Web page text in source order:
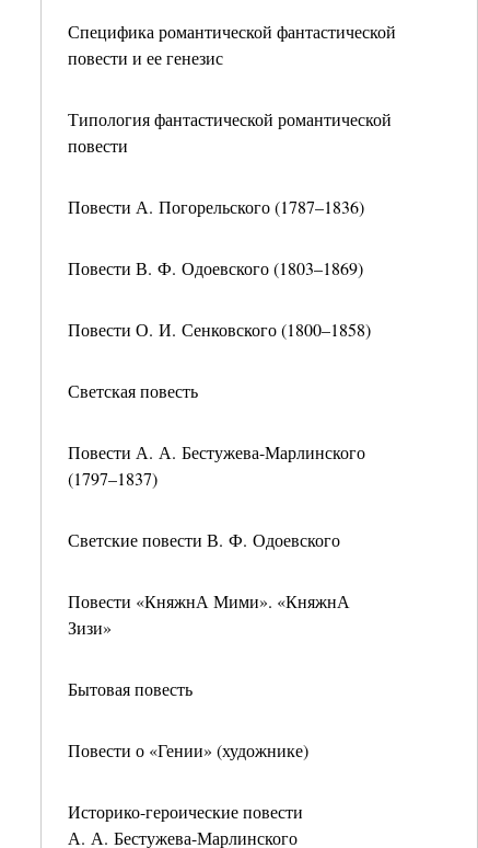
Специфика романтической фантастической
повести и ее генезис
Типология фантастической романтической
повести
Повести А. Погорельского (1787–1836)
Повести В. Ф. Одоевского (1803–1869)
Повести О. И. Сенковского (1800–1858)
Светская повесть
Повести А. А. Бестужева-Марлинского
(1797–1837)
Светские повести В. Ф. Одоевского
Повести «КняжнА Мими». «КняжнА
Зизи»
Бытовая повесть
Повести о «Гении» (художнике)
Историко-героические повести
А. А. Бестужева-Марлинского